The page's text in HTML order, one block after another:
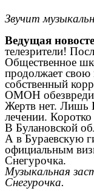
Звучит
Ведущая
телезрители!
Общественное
продолжает
собственный
ОМОН
Жертв нет. Лишь
лечении.
В Булановской
А в Бураевскую
официальным
Снегурочка.
Музыкальная
Снегурочка.